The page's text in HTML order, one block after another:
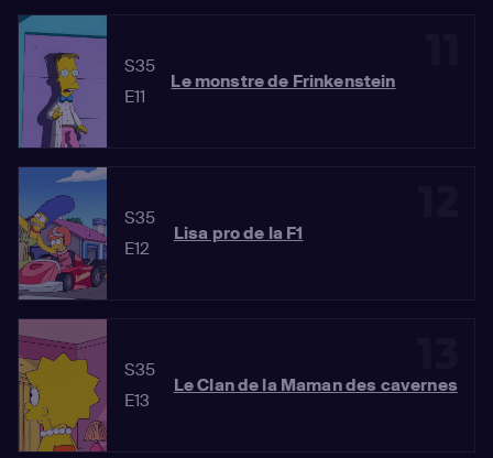
S35
E11
Le monstre de Frinkenstein
S35
E12
Lisa pro de la F1
S35
E13
Le Clan de la Maman des cavernes